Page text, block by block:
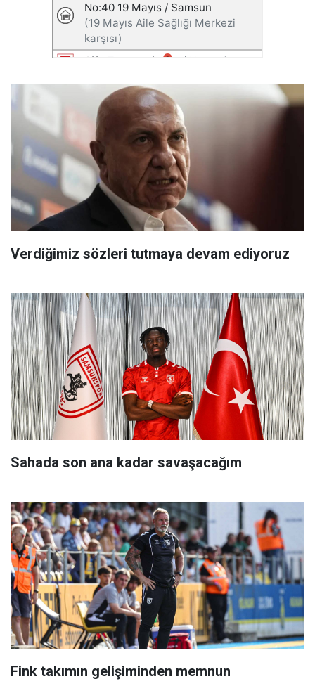
Verdiğimiz sözleri tutmaya devam ediyoruz
Sahada son ana kadar savaşacağım
Fink takımın gelişiminden memnun